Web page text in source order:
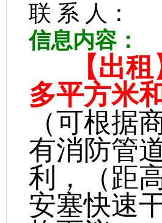
联 系 人：
信息内容：
【出
多平方米
（可根据
有消防管
利，（距
安塞快速